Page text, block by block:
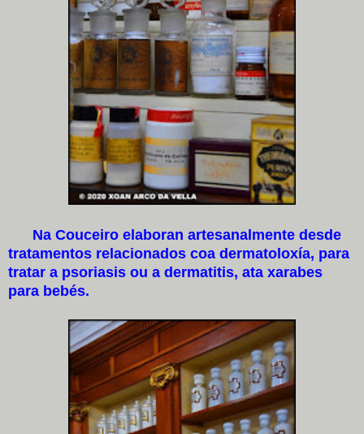
Na Couceiro elaboran artesanalmente desde
tratamentos relacionados coa dermatoloxía, para
tratar a psoriasis ou a dermatitis, ata xarabes
para bebés.